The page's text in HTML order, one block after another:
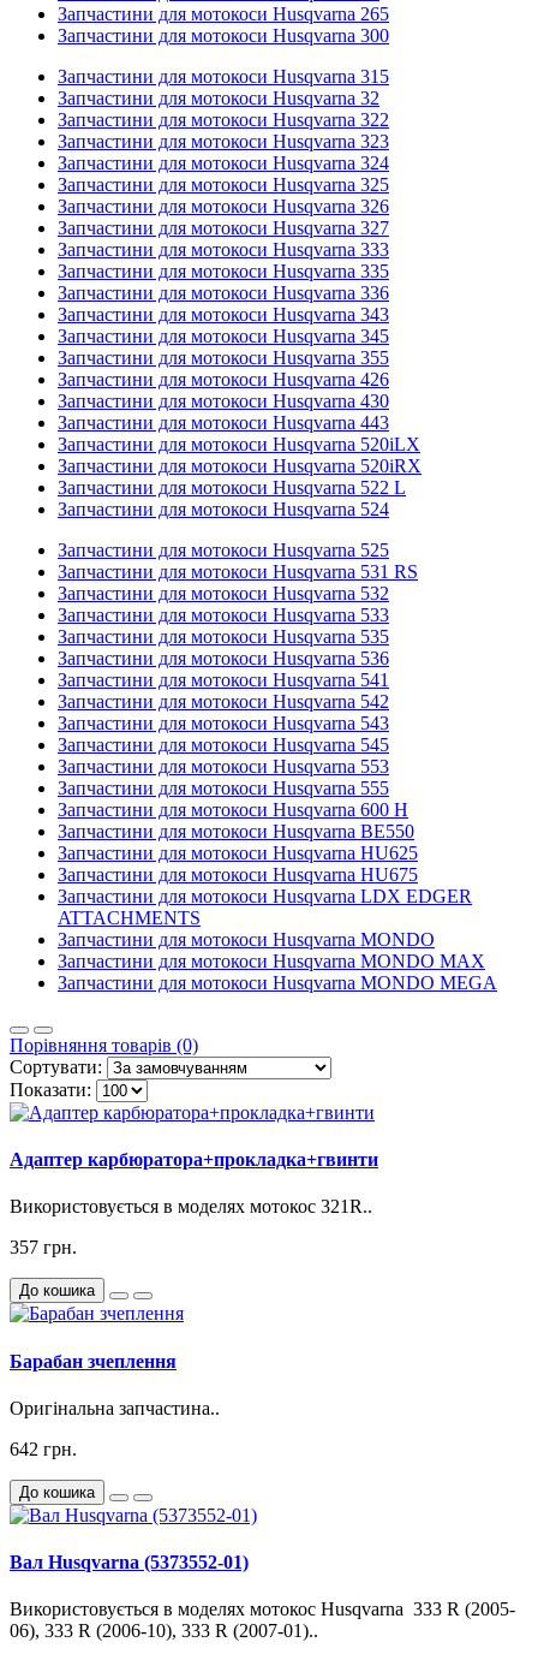
Запчастини для мотокоси Husqvarna 265
Запчастини для мотокоси Husqvarna 300
Запчастини для мотокоси Husqvarna 315
Запчастини для мотокоси Husqvarna 32
Запчастини для мотокоси Husqvarna 322
Запчастини для мотокоси Husqvarna 323
Запчастини для мотокоси Husqvarna 324
Запчастини для мотокоси Husqvarna 325
Запчастини для мотокоси Husqvarna 326
Запчастини для мотокоси Husqvarna 327
Запчастини для мотокоси Husqvarna 333
Запчастини для мотокоси Husqvarna 335
Запчастини для мотокоси Husqvarna 336
Запчастини для мотокоси Husqvarna 343
Запчастини для мотокоси Husqvarna 345
Запчастини для мотокоси Husqvarna 355
Запчастини для мотокоси Husqvarna 426
Запчастини для мотокоси Husqvarna 430
Запчастини для мотокоси Husqvarna 443
Запчастини для мотокоси Husqvarna 520iLX
Запчастини для мотокоси Husqvarna 520iRX
Запчастини для мотокоси Husqvarna 522 L
Запчастини для мотокоси Husqvarna 524
Запчастини для мотокоси Husqvarna 525
Запчастини для мотокоси Husqvarna 531 RS
Запчастини для мотокоси Husqvarna 532
Запчастини для мотокоси Husqvarna 533
Запчастини для мотокоси Husqvarna 535
Запчастини для мотокоси Husqvarna 536
Запчастини для мотокоси Husqvarna 541
Запчастини для мотокоси Husqvarna 542
Запчастини для мотокоси Husqvarna 543
Запчастини для мотокоси Husqvarna 545
Запчастини для мотокоси Husqvarna 553
Запчастини для мотокоси Husqvarna 555
Запчастини для мотокоси Husqvarna 600 H
Запчастини для мотокоси Husqvarna BE550
Запчастини для мотокоси Husqvarna HU625
Запчастини для мотокоси Husqvarna HU675
Запчастини для мотокоси Husqvarna LDX EDGER
ATTACHMENTS
Запчастини для мотокоси Husqvarna MONDO
Запчастини для мотокоси Husqvarna MONDO MAX
Запчастини для мотокоси Husqvarna MONDO MEGA
Порівняння товарів (0)
Сортувати:
Показати:
Адаптер карбюратора+прокладка+гвинти
Використовується в моделях мотокос 321R..
357 грн.
До кошика
Барабан зчеплення
Оригінальна запчастина..
642 грн.
До кошика
Вал Husqvarna (5373552-01)
Використовується в моделях мотокос Husqvarna 333 R (2005-
06), 333 R (2006-10), 333 R (2007-01)..